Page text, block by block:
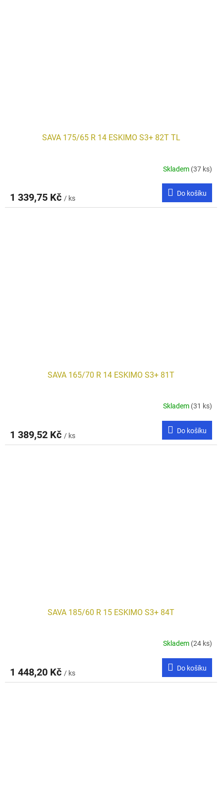
SAVA 175/65 R 14 ESKIMO S3+ 82T TL
Skladem (37 ks)
1 339,75 Kč / ks
Do košíku
SAVA 165/70 R 14 ESKIMO S3+ 81T
Skladem (31 ks)
1 389,52 Kč / ks
Do košíku
SAVA 185/60 R 15 ESKIMO S3+ 84T
Skladem (24 ks)
1 448,20 Kč / ks
Do košíku